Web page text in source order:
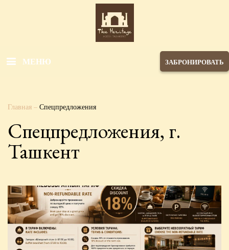
МЕНЮ ЗАБРОНИРОВАТЬ
Главная – Спецпредложения
Спецпредложения, г.
Ташкент